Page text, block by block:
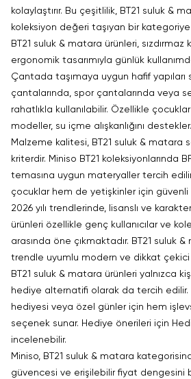
kolaylaştırır. Bu çeşitlilik, BT21 suluk &
koleksiyon değeri taşıyan bir
BT21 suluk & matara ürünleri, sızdırmaz
ergonomik tasarımıyla günlük
Çantada taşımaya uygun hafif yapıları
çantalarında, spor çantalarında veya
rahatlıkla kullanılabilir. Özellikle
modeller, su içme alışkanlığını destekler.
Malzeme kalitesi, BT21 suluk & matara
kriterdir. Miniso BT21 koleksiyonlarında
temasına uygun materyaller tercih
çocuklar hem de yetişkinler için güvenli
2026 yılı trendlerinde, lisanslı ve
ürünleri özellikle genç kullanıcılar ve
arasında öne çıkmaktadır. BT21 suluk
trendle uyumlu modern ve dikkat çekici
BT21 suluk & matara ürünleri yalnızca
hediye alternatifi olarak da tercih edilir.
hediyesi veya özel günler için hem
seçenek sunar. Hediye önerileri için
incelenebilir.
Miniso, BT21 suluk & matara
güvencesi ve erişilebilir fiyat dengesini